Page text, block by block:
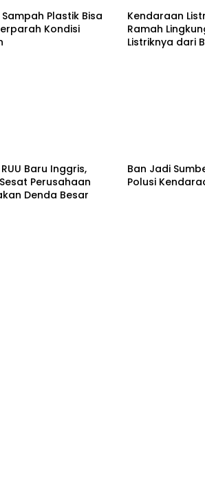
Plastik Bisa
Kondisi
Kendaraan
Ramah
Listriknya dari
Baru Inggris,
Perusahaan
Denda Besar
Ban Jadi
Polusi